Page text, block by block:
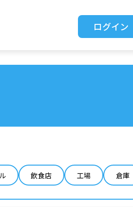
ログイン
飲食店 工場 倉庫